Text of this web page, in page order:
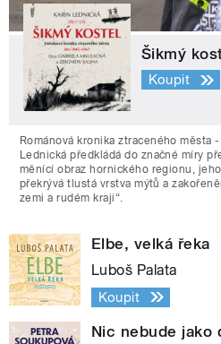
Šikmý
Koupit
Románová kronika ztraceného města
Lednická předkládá do značné míry
měnící obraz hornického regionu,
překrývá tlustá vrstva mýtů a
zemi a rudém kraji“.
Elbe, velká řeka
Luboš Palata
Koupit
Nic nebude jako